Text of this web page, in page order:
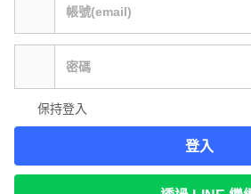
保持登入
登入